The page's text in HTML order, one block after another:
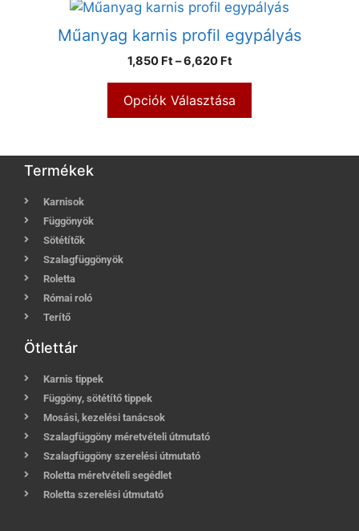
Műanyag karnis profil egypályás
1,850 Ft –6,620 Ft
Opciók Választása
Termékek
Karnisok
Függönyök
Sötétítők
Szalagfüggönyök
Roletta
Római roló
Terítő
Ötlettár
Karnis tippek
Függöny, sötétítő tippek
Mosási, kezelési tanácsok
Szalagfüggöny méretvételi útmutató
Szalagfüggöny szerelési útmutató
Roletta méretvételi segédlet
Roletta szerelési útmutató